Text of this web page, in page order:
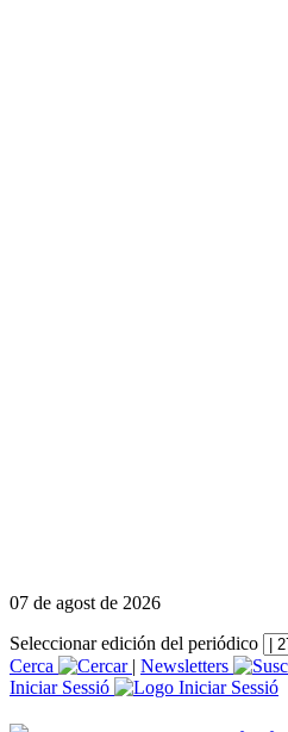
07 de agost de 2026
Seleccionar edición del periódico
Cerca
| Newsletters
Iniciar Sessió